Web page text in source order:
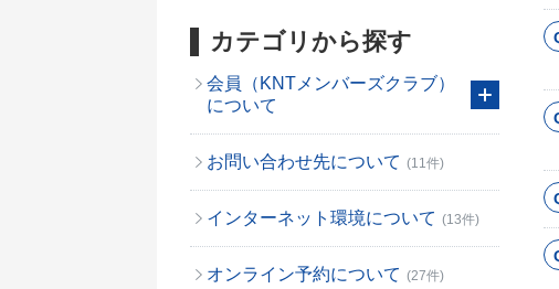
カテゴリから探す
会員（KNTメンバーズクラブ）
について
お問い合わせ先について (11件)
インターネット環境について (13件)
オンライン予約について (27件)